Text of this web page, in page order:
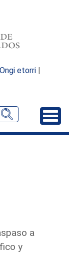
Ongi etorri |
a
y